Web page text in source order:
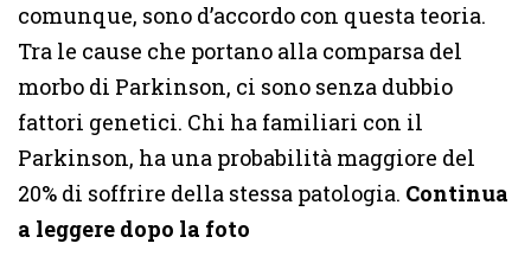
comunque, sono d’accordo con questa teoria.
Tra le cause che portano alla comparsa del
morbo di Parkinson, ci sono senza dubbio
fattori genetici. Chi ha familiari con il
Parkinson, ha una probabilità maggiore del
20% di soffrire della stessa patologia. Continua
a leggere dopo la foto